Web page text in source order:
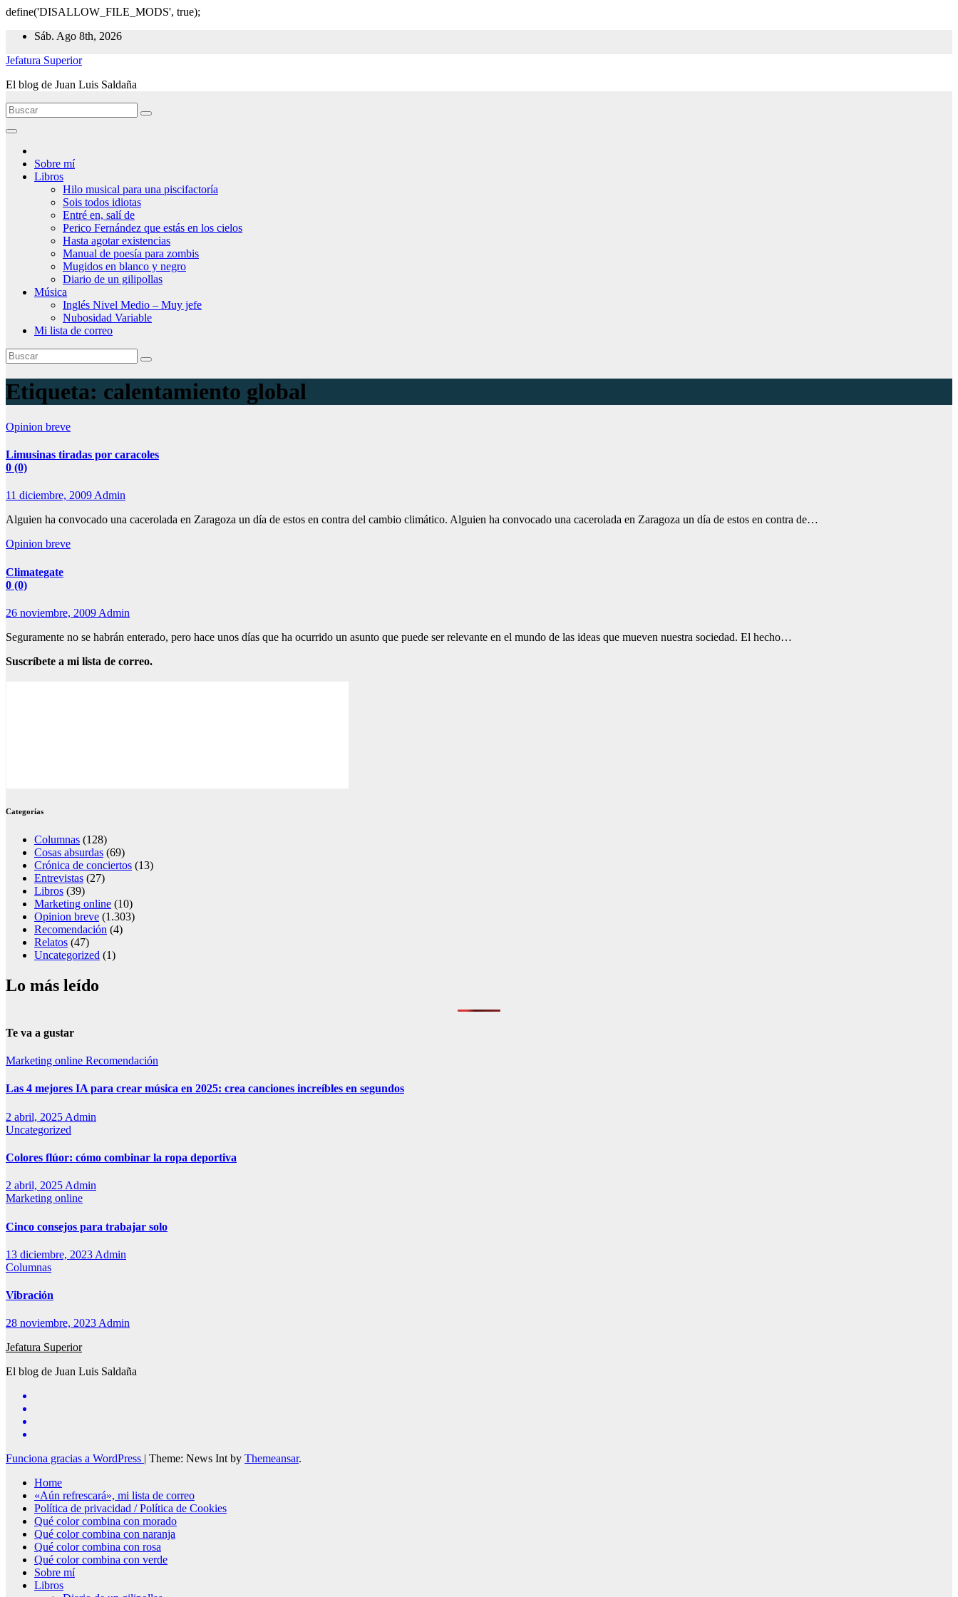
define('DISALLOW_FILE_MODS', true);
contenido
Sáb. Ago 8th, 2026
Jefatura Superior
El blog de Juan Luis Saldaña
Sobre mí
Libros
Hilo musical para una piscifactoría
Sois todos idiotas
Entré en, salí de
Perico Fernández que estás en los cielos
Hasta agotar existencias
Manual de poesía para zombis
Mugidos en blanco y negro
Diario de un gilipollas
Música
Inglés Nivel Medio – Muy jefe
Nubosidad Variable
Mi lista de correo
Etiqueta: calentamiento global
Opinion breve
Limusinas tiradas por caracoles
0 (0)
11 diciembre, 2009Admin
Alguien ha convocado una cacerolada en Zaragoza un día de estos en contra del cambio climático. Alguien ha convocado una cacerolada en Zaragoza un día de estos en contra de…
Opinion breve
Climategate
0 (0)
26 noviembre, 2009 Admin
Seguramente no se habrán enterado, pero hace unos días que ha ocurrido un asunto que puede ser relevante en el mundo de las ideas que mueven nuestra sociedad. El hecho…
Suscríbete a mi lista de correo.
Categorías
Columnas (128)
Cosas absurdas (69)
Crónica de conciertos (13)
Entrevistas (27)
Libros (39)
Marketing online (10)
Opinion breve (1.303)
Recomendación (4)
Relatos (47)
Uncategorized (1)
Lo más leído
Te va a gustar
Marketing online Recomendación
Las 4 mejores IA para crear música en 2025: crea canciones increíbles en segundos
2 abril, 2025 Admin
Uncategorized
Colores flúor: cómo combinar la ropa deportiva
2 abril, 2025 Admin
Marketing online
Cinco consejos para trabajar solo
13 diciembre, 2023 Admin
Columnas
Vibración
28 noviembre, 2023 Admin
Jefatura Superior
El blog de Juan Luis Saldaña
Funciona gracias a WordPress | Theme: News Int by Themeansar.
Home
«Aún refrescará», mi lista de correo
Política de privacidad / Política de Cookies
Qué color combina con morado
Qué color combina con naranja
Qué color combina con rosa
Qué color combina con verde
Sobre mí
Libros